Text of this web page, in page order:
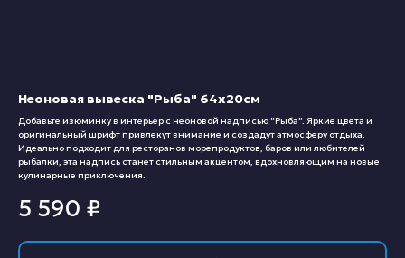
Неоновая вывеска "Рыба" 64х20см
Добавьте изюминку в интерьер с неоновой надписью "Рыба". Яркие цвета и
оригинальный шрифт привлекут внимание и создадут атмосферу отдыха.
Идеально подходит для ресторанов морепродуктов, баров или любителей
рыбалки, эта надпись станет стильным акцентом, вдохновляющим на новые
кулинарные приключения.
5 590 ₽